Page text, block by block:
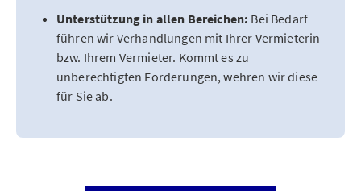
Unterstützung in allen Bereichen: Bei Bedarf
führen wir Verhandlungen mit Ihrer Vermieterin
bzw. Ihrem Vermieter. Kommt es zu
unberechtigten Forderungen, wehren wir diese
für Sie ab.